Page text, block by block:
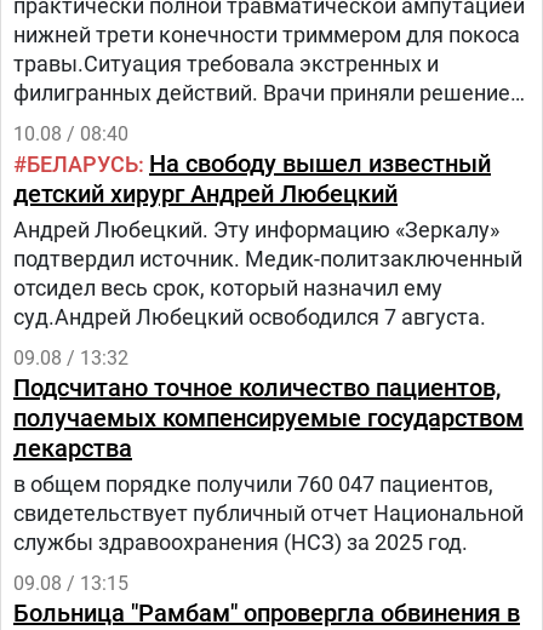
практически полной травматической ампутацией
нижней трети конечности триммером для покоса
травы.Ситуация требовала экстренных и
филигранных действий. Врачи приняли решение
бороться за сохранение ноги, несмотря на
сложность повреждений, стопа держалась на
единственном кожном лоскуте по задней
поверхности голени.
10.08 / 08:40
БЕЛАРУСЬ На свободу вышел известный
детский хирург Андрей Любецкий
Андрей Любецкий. Эту информацию «Зеркалу»
подтвердил источник. Медик-политзаключенный
отсидел весь срок, который назначил ему
суд.Андрей Любецкий освободился 7 августа.
09.08 / 13:32
Подсчитано точное количество пациентов,
получаемых компенсируемые государством
лекарства
в общем порядке получили 760 047 пациентов,
свидетельствует публичный отчет Национальной
службы здравоохранения (НСЗ) за 2025 год.
09.08 / 13:15
Больница "Рамбам" опровергла обвинения в